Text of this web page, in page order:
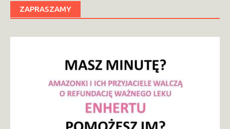
ZAPRASZAMY